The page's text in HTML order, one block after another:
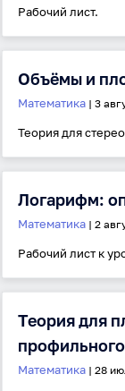
Рабочий лист.
Объёмы и
Математика | 3
Теория для
Логарифм:
Математика | 2
Рабочий лист к
Теория для
Математика | 28